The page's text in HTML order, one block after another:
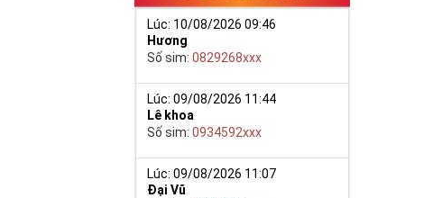
Lúc: 10/08/2026 09:46
Hương
Số sim:0829268xxx
Lúc: 09/08/2026 11:44
Lê khoa
Số sim:0934592xxx
Lúc: 09/08/2026 11:07
Đại Vũ